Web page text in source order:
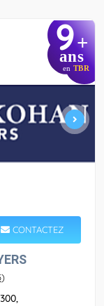
9+
ans
en TBR
CONTACTEZ
)